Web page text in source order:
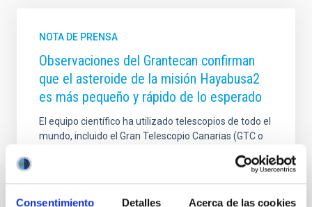
Consentimiento Detalles Acerca de las cookies
NOTA DE PRENSA
Observaciones del Grantecan confirman
que el asteroide de la misión Hayabusa2
es más pequeño y rápido de lo esperado
El equipo científico ha utilizado telescopios de todo el
mundo, incluido el Gran Telescopio Canarias (GTC o
Muchachos, en La Palma, para estudiar el asteroide